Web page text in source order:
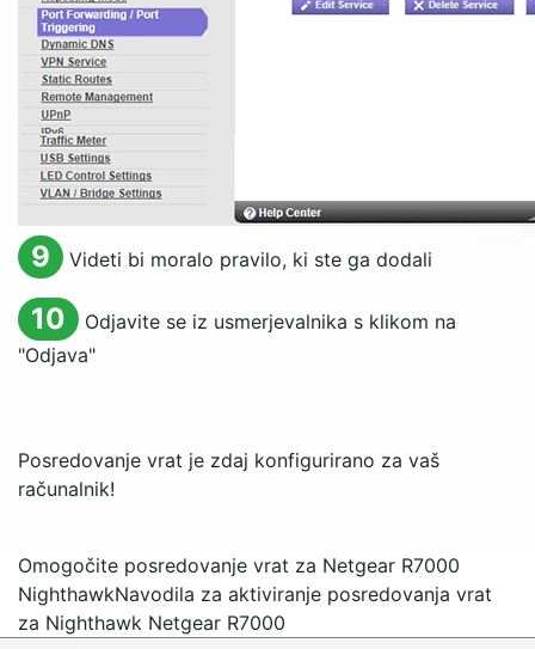
9 Videti bi moralo pravilo, ki ste ga dodali
10
Odjavite se iz usmerjevalnika s klikom na
"Odjava"
Posredovanje vrat je zdaj konfigurirano za vaš
računalnik!
Omogočite posredovanje vrat za Netgear R7000
NighthawkNavodila za aktiviranje posredovanja vrat
za Nighthawk Netgear R7000